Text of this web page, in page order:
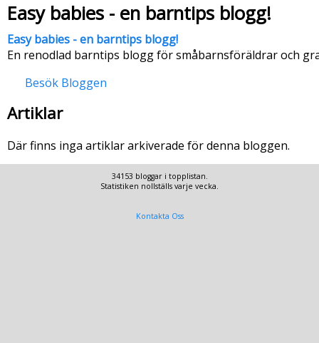
Easy babies - en barntips blogg!
Easy babies - en barntips blogg!
En renodlad barntips blogg för småbarnsföräldrar och
Besök Bloggen
Artiklar
Där finns inga artiklar arkiverade för denna bloggen.
34153 bloggar i topplistan.
Statistiken nollställs varje vecka.
Kontakta Oss